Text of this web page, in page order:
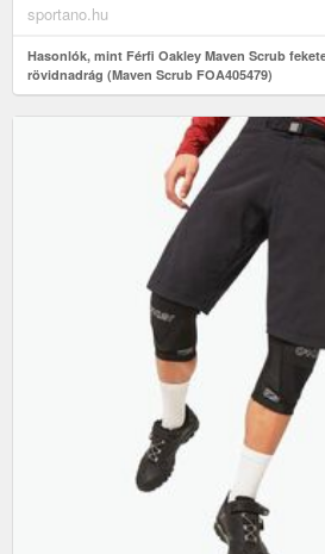
sportano.hu
Hasonlók, mint Férfi Oakley Maven Scrub
rövidnadrág (Maven Scrub FOA405479)